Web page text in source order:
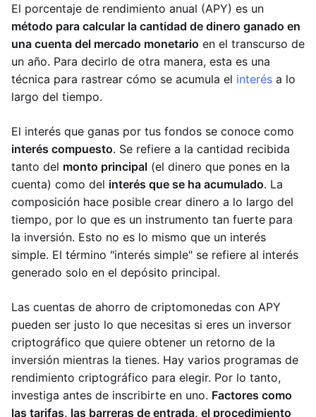
El porcentaje de rendimiento anual (APY) es un
método para calcular la cantidad de dinero ganado en
una cuenta del mercado monetario en el transcurso de
un año. Para decirlo de otra manera, esta es una
técnica para rastrear cómo se acumula el interés a lo
largo del tiempo.
El interés que ganas por tus fondos se conoce como
interés compuesto. Se refiere a la cantidad recibida
tanto del monto principal (el dinero que pones en la
cuenta) como del interés que se ha acumulado. La
composición hace posible crear dinero a lo largo del
tiempo, por lo que es un instrumento tan fuerte para
la inversión. Esto no es lo mismo que un interés
simple. El término "interés simple" se refiere al interés
generado solo en el depósito principal.
Las cuentas de ahorro de criptomonedas con APY
pueden ser justo lo que necesitas si eres un inversor
criptográfico que quiere obtener un retorno de la
inversión mientras la tienes. Hay varios programas de
rendimiento criptográfico para elegir. Por lo tanto,
investiga antes de inscribirte en uno. Factores como
las tarifas, las barreras de entrada, el procedimiento